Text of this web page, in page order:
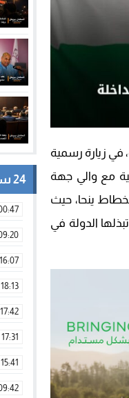
في زيارة رسمية
مع والي جهة
ينحا، حيث
الدولة في
24 ساعة
16:07
18:13
17:42
17:31
15:41